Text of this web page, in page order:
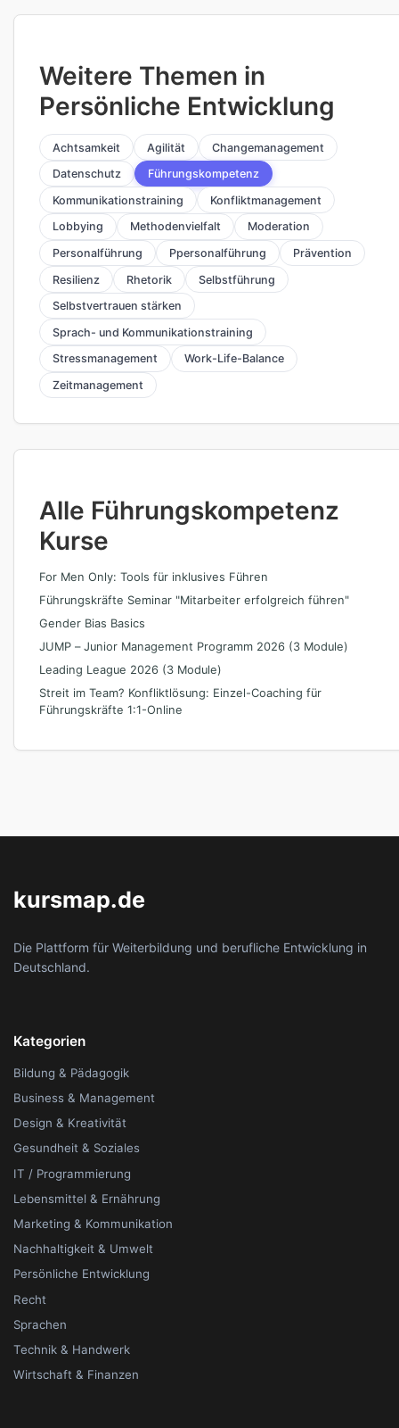
Weitere Themen in
Persönliche Entwicklung
Achtsamkeit Agilität
Changemanagement
Datenschutz
Führungskompetenz
Kommunikationstraining
Konfliktmanagement
Lobbying
Methodenvielfalt
Moderation
Personalführung
Ppersonalführung
Prävention
Resilienz
Rhetorik
Selbstführung
Selbstvertrauen stärken
Sprach- und Kommunikationstraining
Stressmanagement
Work-Life-Balance
Zeitmanagement
Alle Führungskompetenz
Kurse
For Men Only: Tools für inklusives Führen
Führungskräfte Seminar "Mitarbeiter erfolgreich führen"
Gender Bias Basics
JUMP – Junior Management Programm 2026 (3 Module)
Leading League 2026 (3 Module)
Streit im Team? Konfliktlösung: Einzel-Coaching für
Führungskräfte 1:1-Online
kursmap.de
Die Plattform für Weiterbildung und berufliche Entwicklung in
Deutschland.
Kategorien
Bildung & Pädagogik
Business & Management
Design & Kreativität
Gesundheit & Soziales
IT / Programmierung
Lebensmittel & Ernährung
Marketing & Kommunikation
Nachhaltigkeit & Umwelt
Persönliche Entwicklung
Recht
Sprachen
Technik & Handwerk
Wirtschaft & Finanzen